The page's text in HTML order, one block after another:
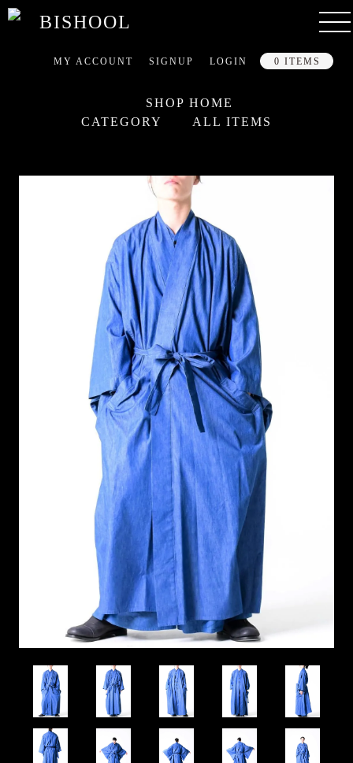
MY ACCOUNT SIGNUP LOGIN 0 ITEMS
SHOP HOME
CATEGORY
ALL ITEMS